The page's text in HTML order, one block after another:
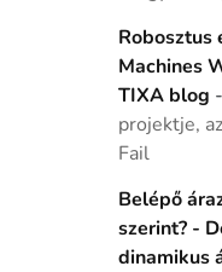
Robosztus
Machines
TIXA blog -
projektje,
Fail
Belépő
szerint? -
dinamikus